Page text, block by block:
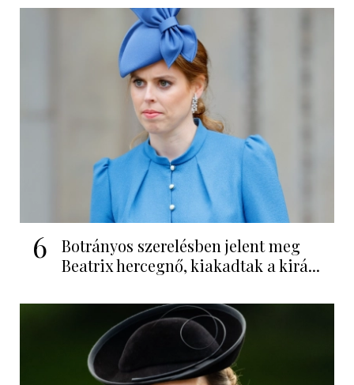
6
Botrányos szerelésben jelent meg
Beatrix hercegnő, kiakadtak a kirá...